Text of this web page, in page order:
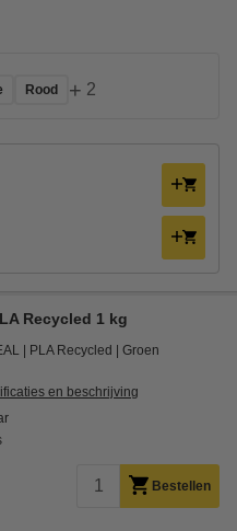
Rood + 2
Recycled 1 kg
PLA Recycled Groen
en beschrijving
Bestellen